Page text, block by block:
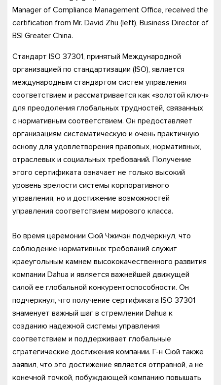
Стандарт ISO 37301, принятый Международной
организацией по стандартизации (ISO), является
международным стандартом систем управления
соответствием и рассматривается как «золотой ключ»
для преодоления глобальных трудностей, связанных
с нормативным соответствием. Он предоставляет
организациям систематическую и очень практичную
основу для удовлетворения правовых, нормативных,
отраслевых и социальных требований. Получение
этого сертификата означает не только высокий
уровень зрелости системы корпоративного
управления, но и достижение возможностей
управления соответствием мирового класса.
Во время церемонии Сюй Чжичэн подчеркнул, что
соблюдение нормативных требований служит
краеугольным камнем высококачественного развития
компании Dahua и является важнейшей движущей
силой ее глобальной конкурентоспособности. Он
подчеркнул, что получение сертификата ISO 37301
знаменует важный шаг в стремлении Dahua к
созданию надежной системы управления
соответствием и поддерживает глобальные
стратегические достижения компании. Г-н Сюй также
заявил, что это достижение является отправной, а не
конечной точкой, побуждающей компанию повышать